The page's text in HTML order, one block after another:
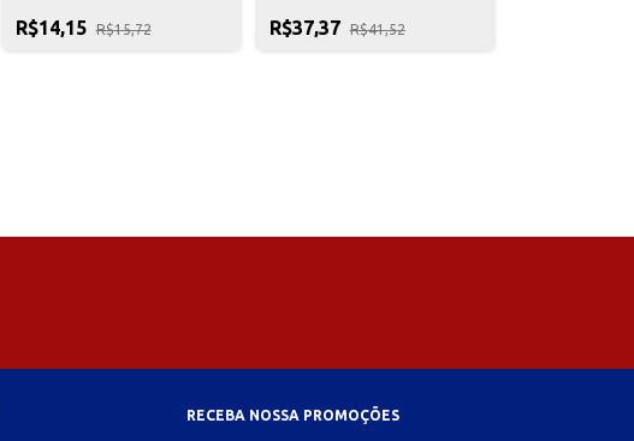
R$14,15 R$15,72 R$37,37 R$41,52
RECEBA NOSSA PROMOÇÕES